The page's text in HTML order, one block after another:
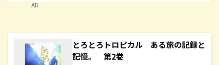
AD
とろとろトロピカル ある旅の記録と
記憶。 第2巻